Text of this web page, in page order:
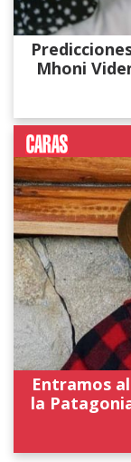
Mhoni
Entramos
la